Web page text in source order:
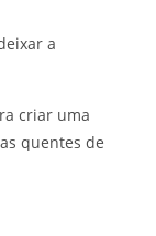
a
criar uma
quentes de